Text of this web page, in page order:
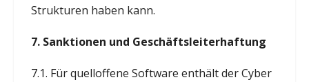
Strukturen haben kann.
7. Sanktionen und Geschäftsleiterhaftung
7.1. Für quelloffene Software enthält der Cyber